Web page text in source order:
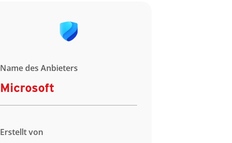
Name des Anbieters
Microsoft
Erstellt von